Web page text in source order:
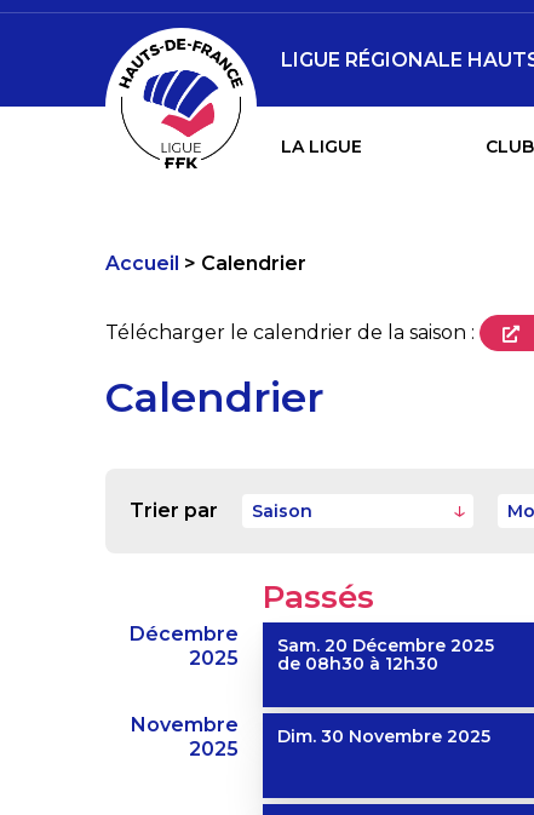
LA LIGUE
LIGUE RÉGIONALE
Accueil Calendrier
Télécharger le calendrier de la saison :
Calendrier
Trier par Saison
Passés
Décembre
2025
Sam. 20 Décembre 2025
de 08h30 à 12h30
Novembre
2025
Dim. 30 Novembre 2025